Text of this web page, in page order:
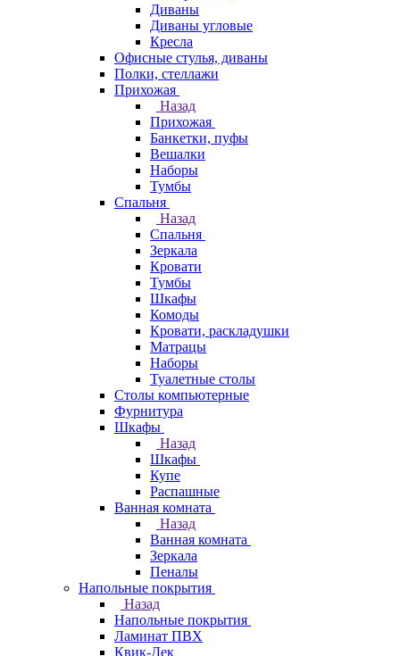
Диваны
Диваны угловые
Кресла
Офисные стулья, диваны
Полки, стеллажи
Прихожая
Назад
Прихожая
Банкетки, пуфы
Вешалки
Наборы
Тумбы
Спальня
Назад
Спальня
Зеркала
Кровати
Тумбы
Шкафы
Комоды
Кровати, раскладушки
Матрацы
Наборы
Туалетные столы
Столы компьютерные
Фурнитура
Шкафы
Назад
Шкафы
Купе
Распашные
Ванная комната
Назад
Ванная комната
Зеркала
Пеналы
Напольные покрытия
Назад
Напольные покрытия
Ламинат ПВХ
Квик-Дек